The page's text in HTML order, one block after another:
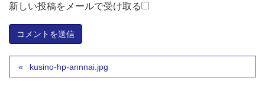
新しい投稿をメールで受け取る
kusino-hp-annnai.jpg